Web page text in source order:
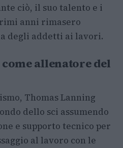
ciò, il suo talento e i
anni rimasero
degli addetti ai lavori.
allenatore del
Thomas Lanning
dello sci assumendo
e supporto tecnico per
al lavoro con le